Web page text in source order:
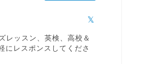
レッスン、英検、高校＆
レスポンスしてくださ